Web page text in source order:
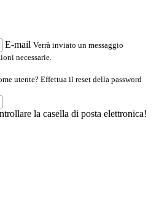
E-mail Verrà inviato un messaggio
necessarie.
utente? Effettua il reset della password
la casella di posta elettronica!